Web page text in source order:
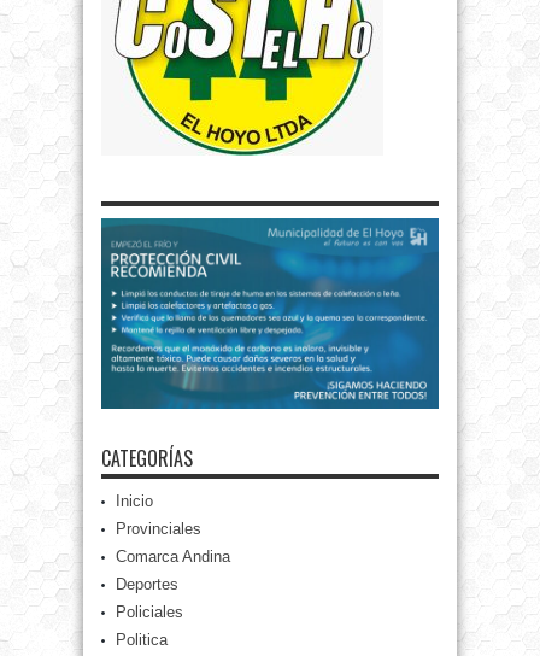
CATEGORÍAS
Inicio
Provinciales
Comarca Andina
Deportes
Policiales
Politica